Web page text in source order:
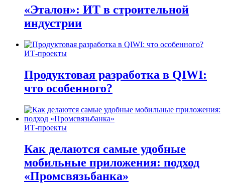
«Эталон»: ИТ в строительной
индустрии
ИТ-проекты
Продуктовая разработка в QIWI:
что особенного?
ИТ-проекты
Как делаются самые удобные
мобильные приложения: подход
«Промсвязьбанка»